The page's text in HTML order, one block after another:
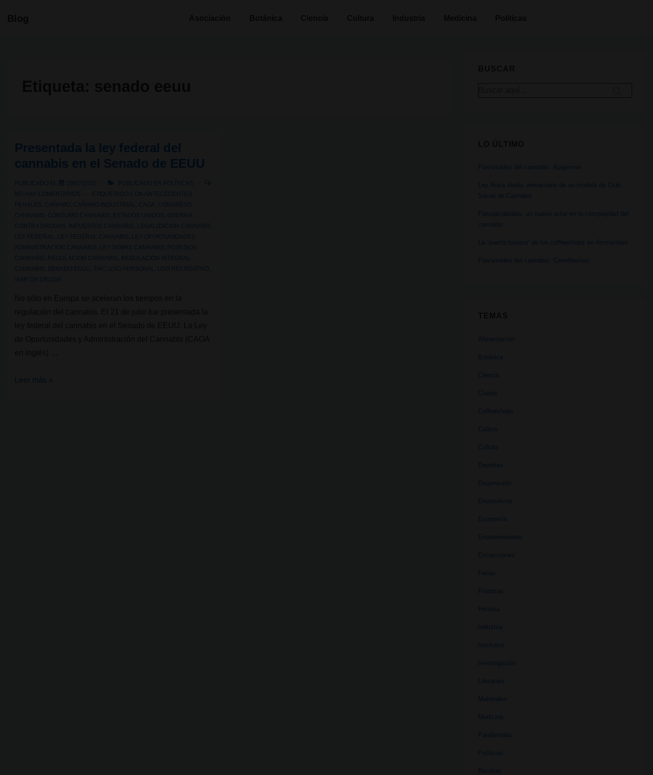
Presentada la ley federal del
cannabis en el Senado de EEUU
PUBLICADO EL 28/07/2022 PUBLICADO EN
POLÍTICAS
NO HAY COMENTARIOS
ETIQUETADO CON
ANTECEDENTES
PENALES CAÑAMO CAÑAMO INDUSTRIAL CAOA
CONGRESO
CANNABIS CONSUMO CANNABIS ESTADOS UNIDOS GUERRA
CONTRA DROGAS
IMPUESTOS CANNABIS LEGALIZACION CANNABIS
LEY FEDERAL
LEY FEDERAL CANNABIS
LEY OPORTUNIDADES
ADMINISTRACION CANNABIS
LEY SOBRE CANNABIS
POSESION
CANNABIS
REGULACION CANNABIS
REGULACION INTEGRAL
CANNABIS SENADO EEUU THC USO PERSONAL USO RECREATIVO
WAR ON DRUGS
Presentada
Leer más »
Flavonoides del cannabis: Apigenina
Ley Rosa Verda: aniversario de un modelo de Club
Social de Cannabis
Flavoalcaloides: un nuevo actor en la complejidad del
cannabis
La “puerta trasera” de los coffeeshops en Ámsterdam
Flavonoides del cannabis: Cannflavinas
Alimentación
Botánica
Ciencia
Clubes
Coffeeshops
Cultivo
Cultura
Deportes
Dispensario
Dispositivos
Economía
Entretenimiento
Extracciones
Ferias
Finanzas
Historia
Industria
Institutos
Investigación
Literatura
Materiales
Medicina
Parafernalia
Políticas
Recetas